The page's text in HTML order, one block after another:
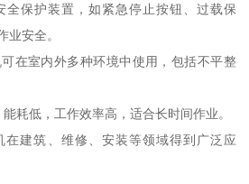
全保护装置，如紧急停止按钮、过载保
业安全。
在室内外多种环境中使用，包括不平整
耗低，工作效率高，适合长时间作业。
在建筑、维修、安装等领域得到广泛应